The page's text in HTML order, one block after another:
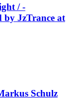
/ -
by JzTrance at
Schulz